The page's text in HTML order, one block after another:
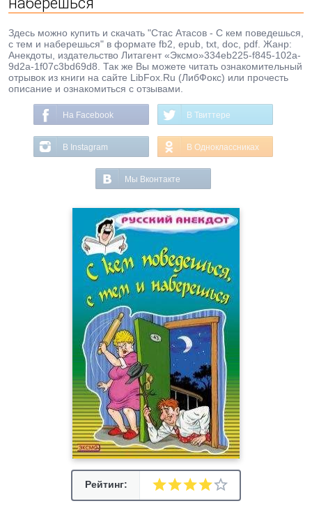
Здесь можно купить и скачать "Стас Атасов - С кем поведешься,
с тем и наберешься" в формате fb2, epub, txt, doc, pdf. Жанр:
Анекдоты, издательство Литагент «Эксмо»334eb225-f845-102a-
9d2a-1f07c3bd69d8. Так же Вы можете читать ознакомительный
отрывок из книги на сайте LibFox.Ru (ЛибФокс) или прочесть
описание и ознакомиться с отзывами.
На Facebook В Твиттере
В Instagram В Одноклассниках
Мы Вконтакте
Рейтинг: